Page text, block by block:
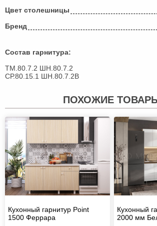
Цвет столешницы
Бренд
Состав гарнитура:
ТМ.80.7.2 ШН.80.7.2
СР.80.15.1 ШН.80.7.2В
ПОХОЖИЕ
Кухонный гарнитур Point
1500 Феррара
Кухонный
2000 мм